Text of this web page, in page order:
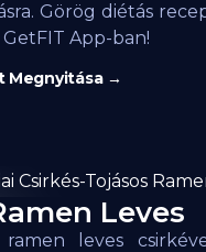
Görög diétás
App-ban!
Megnyitása →
Leves
ramen leves